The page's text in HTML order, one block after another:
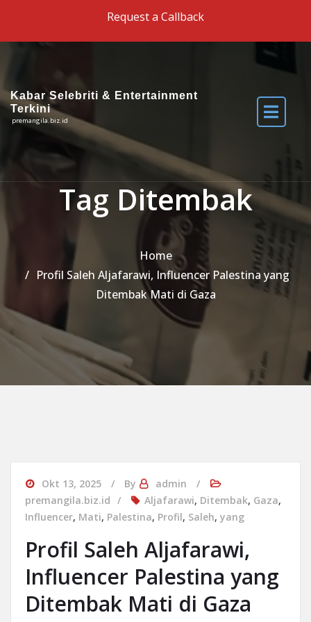
Request a Callback
Kabar Selebriti & Entertainment
Terkini
premangila.biz.id
Tag Ditembak
Home
Profil Saleh Aljafarawi, Influencer Palestina yang
Ditembak Mati di Gaza
Okt 13, 2025 By
admin
premangila.biz.id
Aljafarawi, Ditembak, Gaza,
Influencer, Mati, Palestina, Profil, Saleh, yang
Profil Saleh Aljafarawi,
Influencer Palestina yang
Ditembak Mati di Gaza